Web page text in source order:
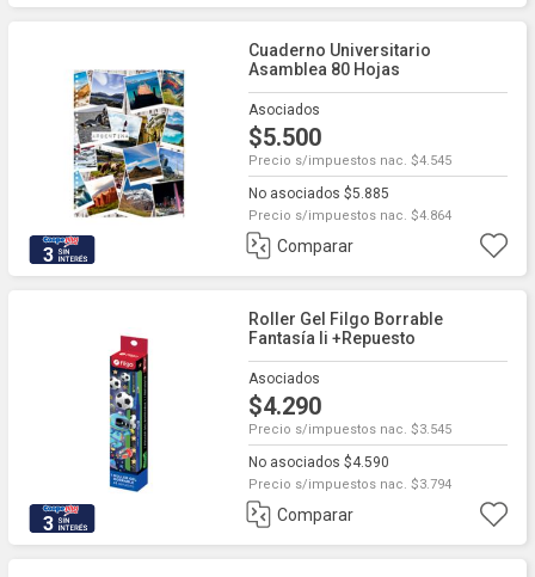
3
Cuaderno Universitario
Asamblea 80 Hojas
Cuadriculado Viajes Modelos
Varios
Asociados
$5.500
Precio s/impuestos nac. $4.545
No asociados $5.885
Precio s/impuestos nac. $4.864
Comparar
3
Roller Gel Filgo Borrable
Fantasía Ii +repuesto
Asociados
$4.290
Precio s/impuestos nac. $3.545
No asociados $4.590
Precio s/impuestos nac. $3.794
Comparar